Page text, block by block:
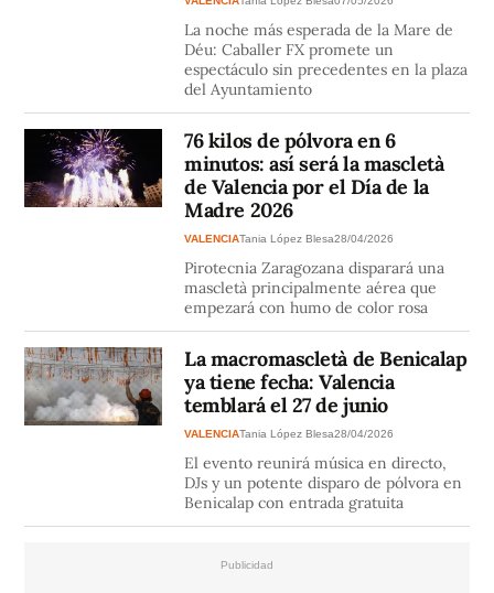
La noche más esperada de la Mare de
Déu: Caballer FX promete un
espectáculo sin precedentes en la plaza
del Ayuntamiento
76 kilos de pólvora en 6
minutos: así será la mascletà
de Valencia por el Día de la
Madre 2026
VALENCIATania López Blesa28/04/2026
Pirotecnia Zaragozana disparará una
mascletà principalmente aérea que
empezará con humo de color rosa
La macromascletà de Benicalap
ya tiene fecha: Valencia
temblará el 27 de junio
VALENCIATania López Blesa28/04/2026
El evento reunirá música en directo,
DJs y un potente disparo de pólvora en
Benicalap con entrada gratuita